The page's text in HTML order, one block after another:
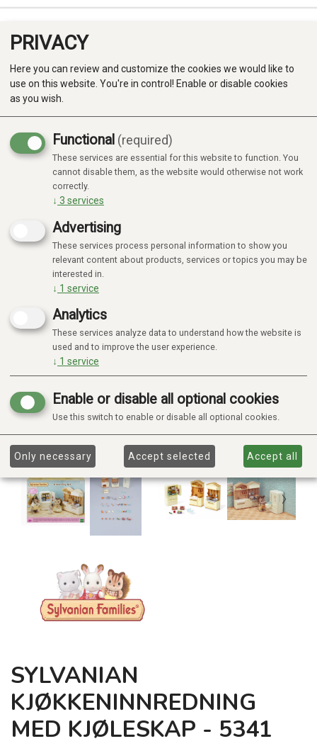
Produkter
Kategorier
Campaign
SYLVANIAN
KJØKKENINNREDNING
MED KJØLESKAP - 5341
PRIVACY
Here you can review and customize the cookies we would like to
use on this website. You're in control! Enable or disable cookies
as you wish.
Functional (required)
These services are essential for this website to function. You
cannot disable them, as the website would otherwise not work
correctly.
↓ 3 services
Advertising
These services process personal information to show you
relevant content about products, services or topics you may be
interested in.
↓ 1 service
Analytics
These services analyze data to understand how the website is
used and to improve the user experience.
↓ 1 service
Enable or disable all optional cookies
Use this switch to enable or disable all optional cookies.
Only necessary Accept selected Accept all